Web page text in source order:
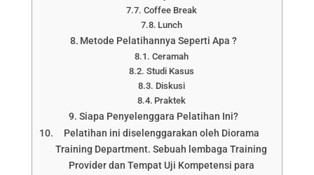
Coffee Break
Lunch
Metode Pelatihannya Seperti Apa ?
Ceramah
Studi Kasus
Diskusi
Praktek
Siapa Penyelenggara Pelatihan Ini?
Pelatihan ini diselenggarakan oleh Diorama
Training Department. Sebuah lembaga Training
Provider dan Tempat Uji Kompetensi para